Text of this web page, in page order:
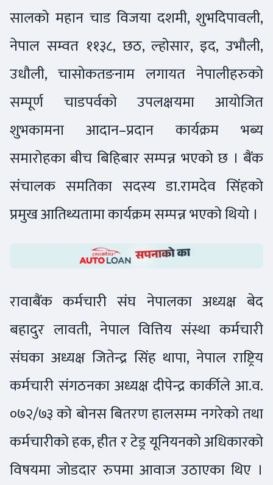
सालको महान चाड विजया दशमी, शुभदिपावली,
नेपाल सम्वत ११३८, छठ, ल्होसार, इद, उभौली,
उधौली, चासोकतङनाम लगायत नेपालीहरुको
सम्पूर्ण चाडपर्वको उपलक्षयमा आयोजित
शुभकामना आदान–प्रदान कार्यक्रम भब्य
समारोहका बीच बिहिबार सम्पन्न भएको छ । बैंक
संचालक समतिका सदस्य डा.रामदेव सिंहको
प्रमुख आतिथ्यतामा कार्यक्रम सम्पन्न भएको थियो ।
रावाबैंक कर्मचारी संघ नेपालका अध्यक्ष बेद
बहादुर लावती, नेपाल वित्तिय संस्था कर्मचारी
संघका अध्यक्ष जितेन्द्र सिंह थापा, नेपाल राष्ट्रिय
कर्मचारी संगठनका अध्यक्ष दीपेन्द्र कार्कीले आ.व.
०७२/७३ को बोनस बितरण हालसम्म नगरेको तथा
कर्मचारीको हक, हीत र टेड्र यूनियनको अधिकारको
विषयमा जोडदार रुपमा आवाज उठाएका थिए ।